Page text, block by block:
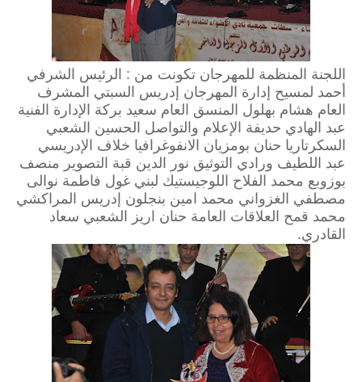
اللجنة المنظمة للمهرجان تكونت من : الرئيس الشرفي
أحمد لمسيح إدارة المهرجان إدريس السبتي المشرف
العام هشام بهلول المنسق العام سعيد بركة الإدارة الفنية
عبد الهادي حديفة الإعلام والتواصل الحسين الشعبي
السكرتاريا حنان بومزيان الانفوغرافيا خلاف الإدريسي
عبد اللطيف ورادي التوثيق نور الدين قبة التصوير منصف
بوزوبع محمد الفلاح اللوجيستيك لبني غول فاطمة نوالى
مصطفي الغزواني محمد امين بنجلون إدريس المراكشي
محمد قمح العلاقات العامة حنان اريز الشعبي سعاد
القادري.